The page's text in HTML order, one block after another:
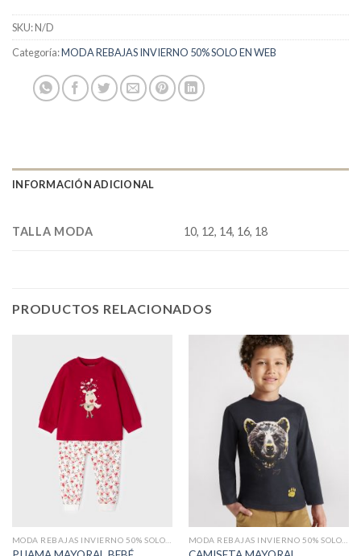
SKU:N/D
Categoría:MODA REBAJAS INVIERNO 50% SOLO EN WEB
INFORMACIÓN ADICIONAL
TALLA MODA 10, 12, 14, 16, 18
PRODUCTOS RELACIONADOS